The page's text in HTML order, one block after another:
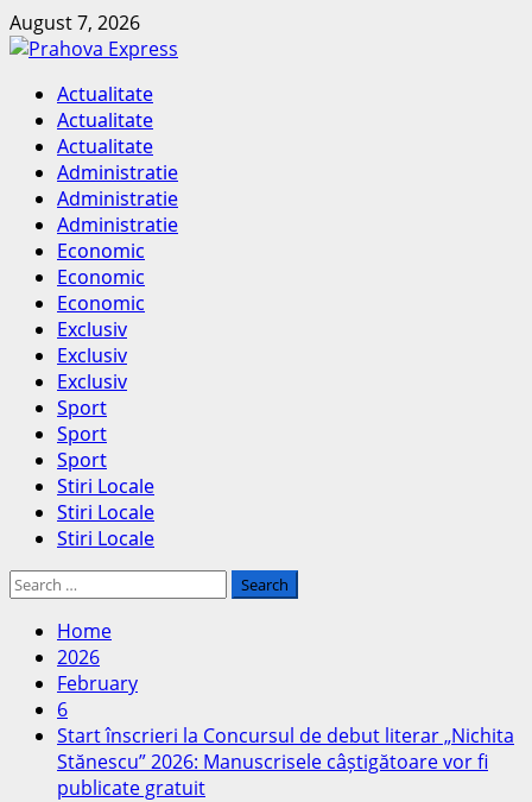
Skip
to
August 7, 2026
Primary
Menu
Actualitate
Actualitate
Actualitate
Administratie
Administratie
Administratie
Economic
Economic
Economic
Exclusiv
Exclusiv
Exclusiv
Sport
Sport
Sport
Stiri Locale
Stiri Locale
Stiri Locale
Search
Home
2026
February
6
Start înscrieri la Concursul de debut literar „Nichita
Stănescu” 2026: Manuscrisele câștigătoare vor fi
publicate gratuit